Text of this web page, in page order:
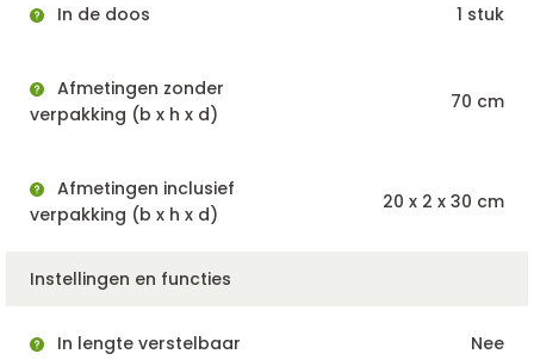
In de doos 1 stuk
Afmetingen zonder
verpakking (b x h x d)
70 cm
Afmetingen inclusief
verpakking (b x h x d)
20 x 2 x 30 cm
Instellingen en functies
In lengte verstelbaar Nee